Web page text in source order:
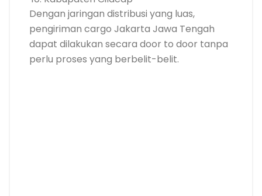
Dengan jaringan distribusi yang luas,
pengiriman cargo Jakarta Jawa Tengah
dapat dilakukan secara door to door tanpa
perlu proses yang berbelit-belit.